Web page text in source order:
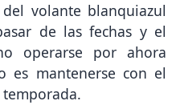
volante blanquiazul
de las fechas y el
operarse por ahora
es mantenerse con el